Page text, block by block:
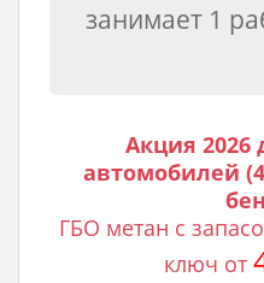
занимает 1
Акция 2026
автомобилей
ГБО метан с
ключ от